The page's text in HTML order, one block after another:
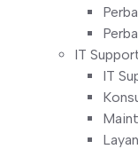
IT
IT